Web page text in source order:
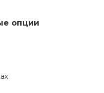
опции